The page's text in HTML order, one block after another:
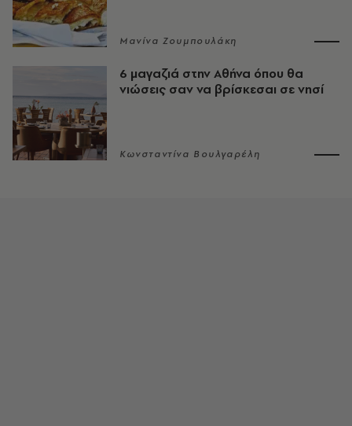
Μανίνα Ζουμπουλάκη
6 μαγαζιά στην Αθήνα όπου θα
νιώσεις σαν να βρίσκεσαι σε νησί
Κωνσταντίνα Βουλγαρέλη